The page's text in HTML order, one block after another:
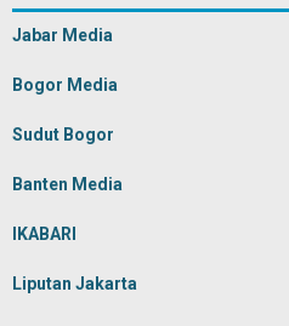
Jabar Media
Bogor Media
Sudut Bogor
Banten Media
IKABARI
Liputan Jakarta